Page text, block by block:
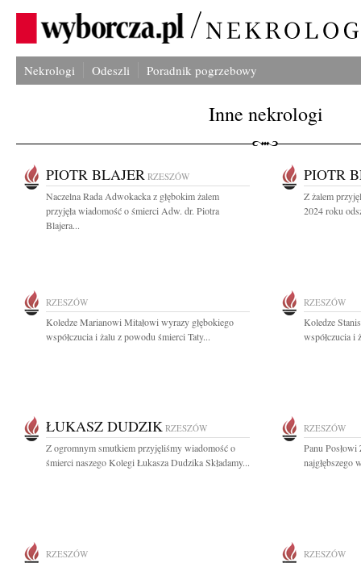
Nekrologi Odeszli Poradnik pogrzebowy
Inne nekrologi
PIOTR BLAJER RZESZÓW
Naczelna Rada Adwokacka z głębokim żalem
przyjęła wiadomość o śmierci Adw. dr. Piotra
Blajera...
PIOTR
Z żalem
2024 roku
RZESZÓW
Koledze Marianowi Mitałowi wyrazy głębokiego
współczucia i żalu z powodu śmierci Taty...
RZESZÓW
Koledze
współczucia i
ŁUKASZ DUDZIK RZESZÓW
Z ogromnym smutkiem przyjęliśmy wiadomość o
śmierci naszego Kolegi Łukasza Dudzika Składamy...
RZESZÓW
Panu
najgłębszego
RZESZÓW RZESZÓW